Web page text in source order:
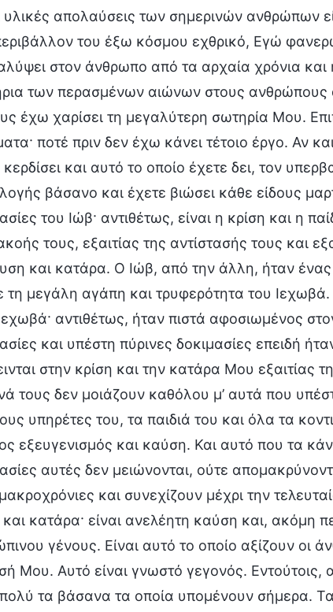
υλικές απολαύσεις των σημερινών ανθρώπων
του έξω κόσμου εχθρικό, Εγώ
στον άνθρωπο από τα αρχαία χρόνια και
των περασμένων αιώνων στους ανθρώπους
έχω χαρίσει τη μεγαλύτερη σωτηρία Μου.
ποτέ πριν δεν έχω κάνει τέτοιο έργο. Αν
κερδίσει και αυτό το οποίο έχετε δει, τον
βάσανο και έχετε βιώσει κάθε είδους
του Ιώβ· αντιθέτως, είναι η κρίση και η
τους, εξαιτίας της αντίστασής τους και
και κατάρα. Ο Ιώβ, από την άλλη, ήταν
τη μεγάλη αγάπη και τρυφερότητα του Ιεχωβά.
αντιθέτως, ήταν πιστά αφοσιωμένος
και υπέστη πύρινες δοκιμασίες επειδή
στην κρίση και την κατάρα Μου εξαιτίας
τους δεν μοιάζουν καθόλου μ’ αυτά που
υπηρέτες του, τα παιδιά του και όλα τα
εξευγενισμός και καύση. Και αυτό που τα
αυτές δεν μειώνονται, ούτε
μακροχρόνιες και συνεχίζουν μέχρι την
και κατάρα· είναι ανελέητη καύση και, ακόμη
γένους. Είναι αυτό το οποίο αξίζουν οι
Μου. Αυτό είναι γνωστό γεγονός. Εντούτοις,
τα βάσανα τα οποία υπομένουν σήμερα.